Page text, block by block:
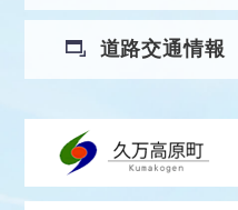
道路交通情報